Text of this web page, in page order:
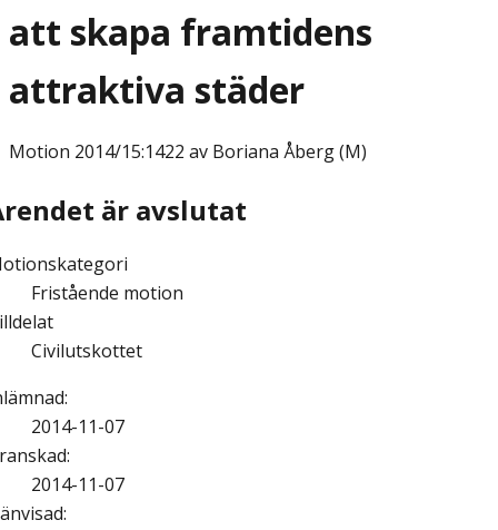
att skapa framtidens
attraktiva städer
Motion 2014/15:1422 av Boriana Åberg (M)
är avslutat
Fristående motion
Civilutskottet
:
2014-11-07
:
2014-11-07
: